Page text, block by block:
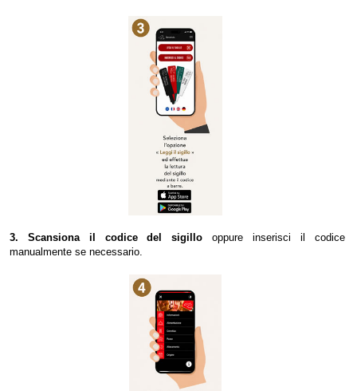
3. Scansiona il codice del sigillo oppure inserisci il codice
manualmente se necessario.